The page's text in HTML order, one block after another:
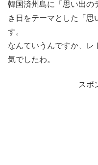
韓国済州島に「思い出の
き日をテーマとした「思
す。
なんていうんですか、レ
気でしたわ。
スポ